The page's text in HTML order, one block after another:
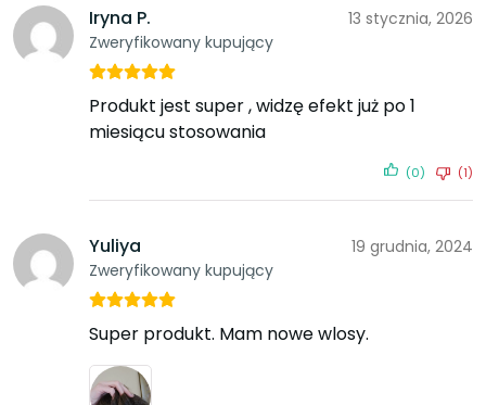
Iryna P.
Zweryfikowany kupujący
13 stycznia, 2026
Produkt jest super , widzę efekt już po 1
miesiącu stosowania
(0) (1)
Yuliya
Zweryfikowany kupujący
19 grudnia, 2024
Super produkt. Mam nowe wlosy.